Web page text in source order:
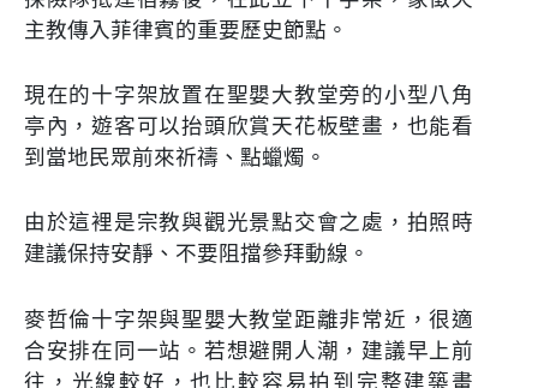
主教傳入菲律賓的重要歷史節點。
現在的十字架放置在聖嬰大教堂旁的小型八角
亭內，遊客可以抬頭欣賞天花板壁畫，也能看
到當地民眾前來祈禱、點蠟燭。
由於這裡是宗教與觀光景點交會之處，拍照時
建議保持安靜、不要阻擋參拜動線。
麥哲倫十字架與聖嬰大教堂距離非常近，很適
合安排在同一站。若想避開人潮，建議早上前
往，光線較好，也比較容易拍到完整建築畫